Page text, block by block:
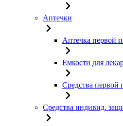
Аптечки
Аптечка первой
Емкости для
Средства первой
Средства индивид.